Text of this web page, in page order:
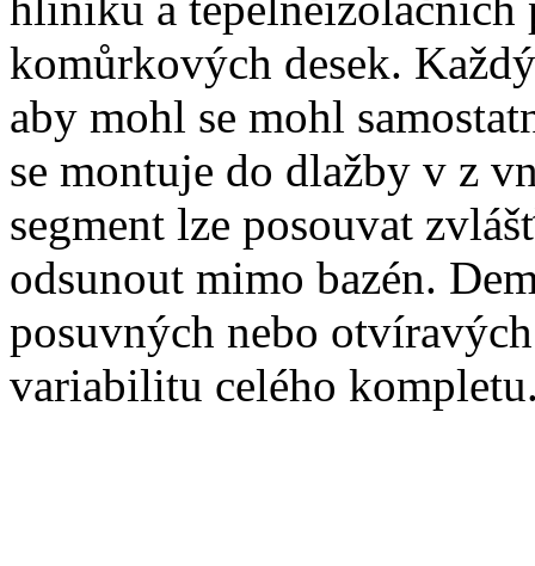
komůrkových desek.
aby mohl se mohl
se montuje do dlažby v z
segment lze posouvat
odsunout mimo bazén.
posuvných nebo
variabilitu celého